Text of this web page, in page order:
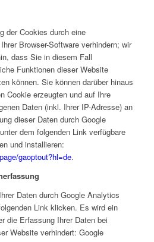
der Cookies durch eine
Browser-Software verhindern; wir
dass Sie in diesem Fall
Funktionen dieser Website
können. Sie können darüber hinaus
Cookie erzeugten und auf Ihre
Daten (inkl. Ihrer IP-Adresse) an
dieser Daten durch Google
dem folgenden Link verfügbare
und installieren:
gaoptout?hl=de.
Daten durch Google Analytics
Link klicken. Es wird ein
die Erfassung Ihrer Daten bei
Website verhindert: Google